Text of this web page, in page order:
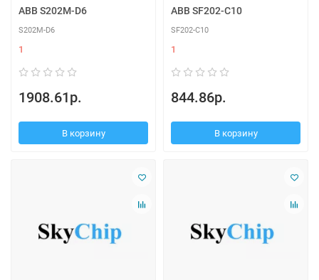
ABB S202M-D6
S202M-D6
1
1908.61р.
В корзину
ABB SF202-C10
SF202-C10
1
844.86р.
В корзину